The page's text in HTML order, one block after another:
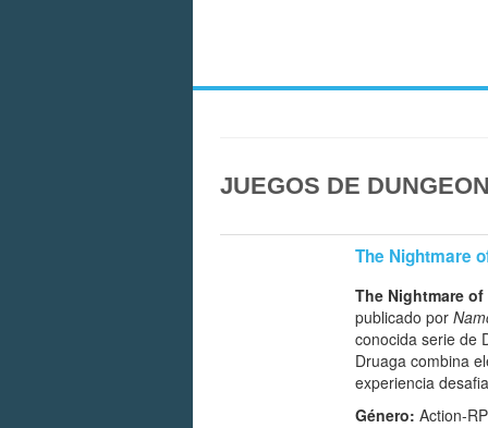
JUEGOS DE
The Nightmare
The Nightmare
publicado por
conocida serie de
Druaga combina
experiencia
Género: Action-